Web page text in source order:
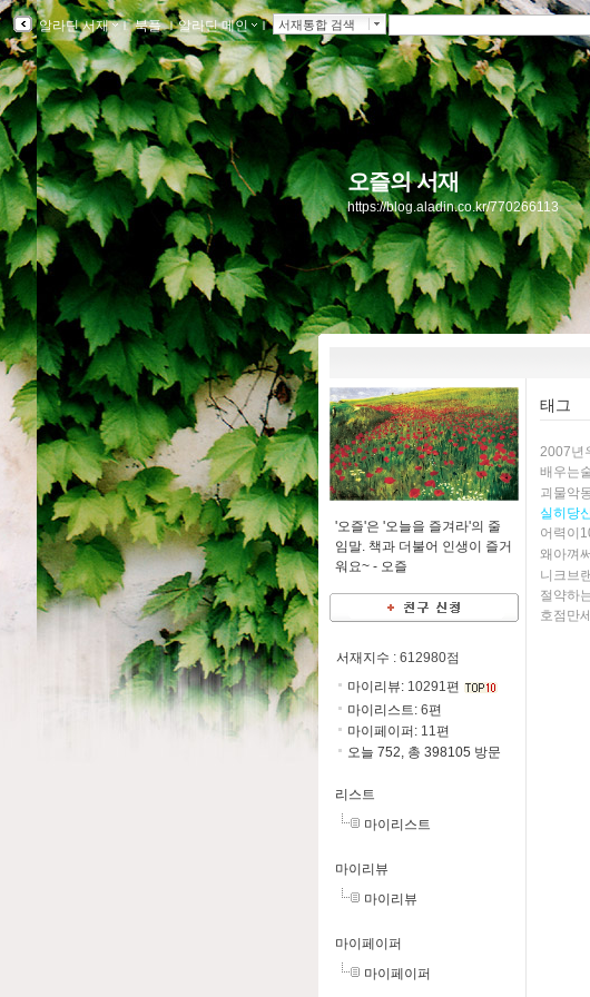
알라딘 서재 ｌ북플ｌ알라딘 메인 ｌ 서재통합 검색
오즐의 서재
https://blog.aladin.co.kr/770266113
'오즐'은 '오늘을 즐겨라'의 줄
임말. 책과 더불어 인생이 즐거
워요~ - 오즐
서재지수 : 612980점
마이리뷰: 10291편
마이리스트: 6편
마이페이퍼: 11 편
오늘 752, 총 398105 방문
리스트
마이리스트
마이리뷰
마이리뷰
마이페이퍼
마이페이퍼
태그
2007년
배우는
괴물악
실히당
어력이
왜아껴
니크브
절약하
호점만세